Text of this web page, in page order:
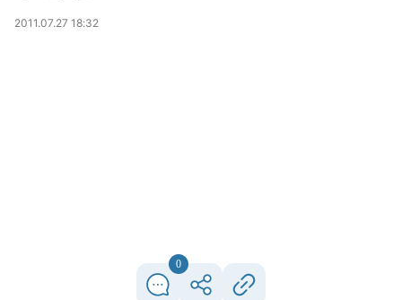
2011.07.27 18:32
0